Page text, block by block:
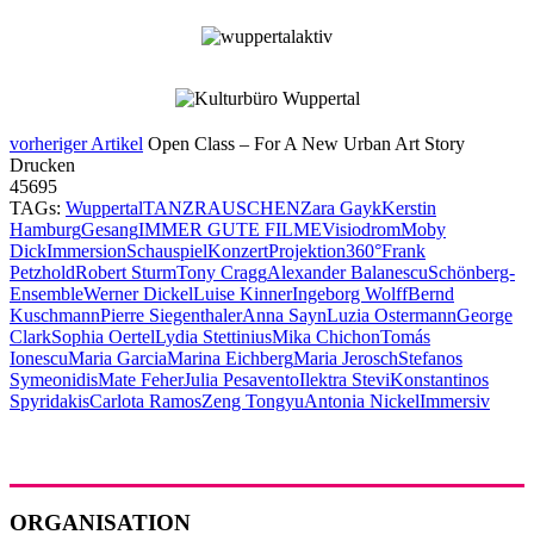
vorheriger Artikel Open Class – For A New Urban Art Story
Drucken
45695
TAGs: WuppertalTANZRAUSCHENZara GaykKerstin
HamburgGesangIMMER GUTE FILMEVisiodromMoby
DickImmersionSchauspielKonzertProjektion360°Frank
PetzholdRobert SturmTony CraggAlexander BalanescuSchönberg-
EnsembleWerner DickelLuise KinnerIngeborg WolffBernd
KuschmannPierre SiegenthalerAnna SaynLuzia OstermannGeorge
ClarkSophia OertelLydia StettiniusMika ChichonTomás
IonescuMaria GarciaMarina EichbergMaria JeroschStefanos
SymeonidisMate FeherJulia PesaventoIlektra SteviKonstantinos
SpyridakisCarlota RamosZeng TongyuAntonia NickelImmersiv
ORGANISATION